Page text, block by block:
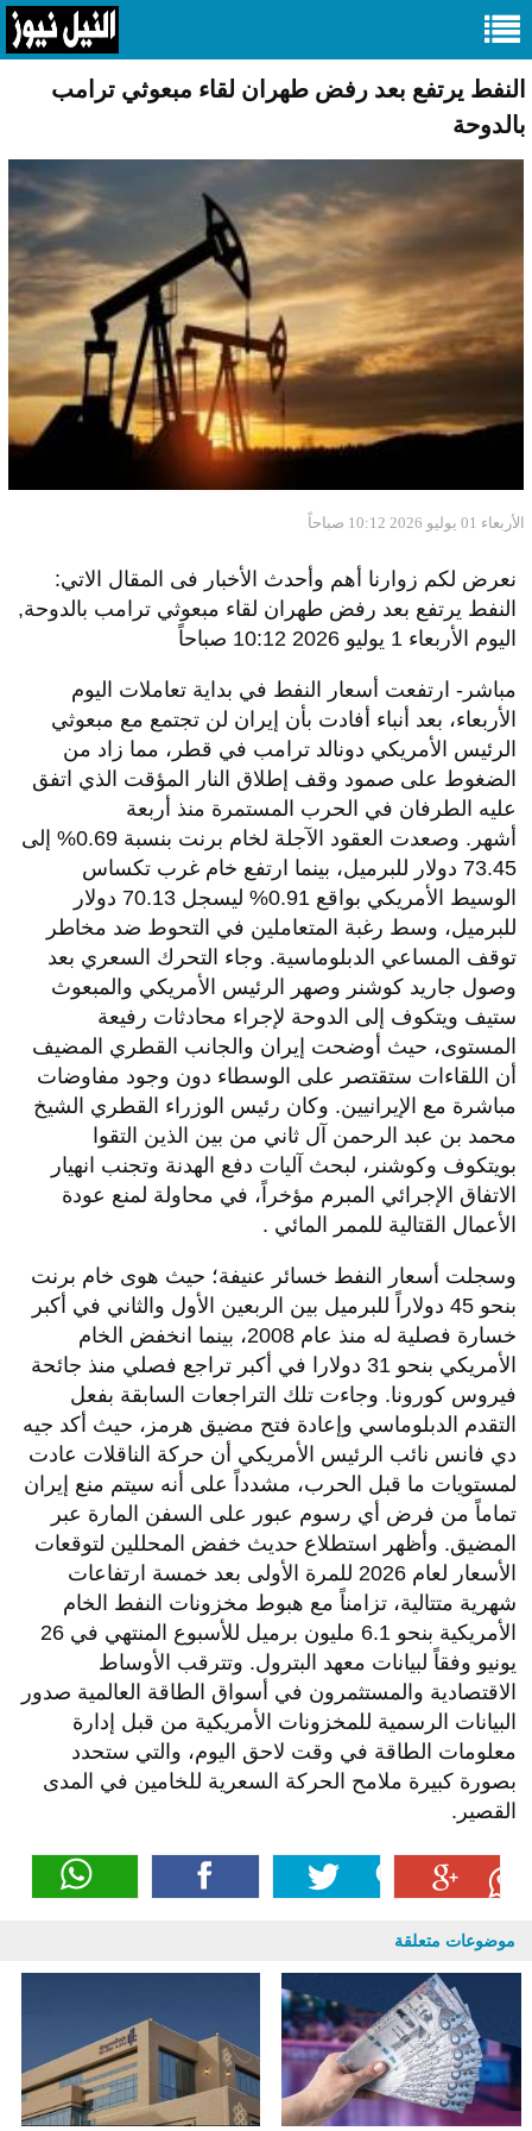
النفط يرتفع بعد رفض طهران لقاء مبعوثي ترامب
بالدوحة
الأربعاء 01 يوليو 2026 10:12 صباحاً
نعرض لكم زوارنا أهم وأحدث الأخبار فى المقال الاتي:
النفط يرتفع بعد رفض طهران لقاء مبعوثي ترامب بالدوحة,
اليوم الأربعاء 1 يوليو 2026 10:12 صباحاً
مباشر- ارتفعت أسعار النفط في بداية تعاملات اليوم
الأربعاء، بعد أنباء أفادت بأن إيران لن تجتمع مع مبعوثي
الرئيس الأمريكي دونالد ترامب في قطر، مما زاد من
الضغوط على صمود وقف إطلاق النار المؤقت الذي اتفق
عليه الطرفان في الحرب المستمرة منذ أربعة
أشهر .
وصعدت العقود الآجلة لخام برنت بنسبة 0.69% إلى
73.45 دولار للبرميل، بينما ارتفع خام غرب تكساس
الوسيط الأمريكي بواقع 0.91% ليسجل 70.13 دولار
للبرميل، وسط رغبة المتعاملين في التحوط ضد مخاطر
توقف المساعي الدبلوماسية. وجاء التحرك السعري بعد
وصول جاريد كوشنر وصهر الرئيس الأمريكي والمبعوث
ستيف ويتكوف إلى الدوحة لإجراء محادثات رفيعة
المستوى، حيث أوضحت إيران والجانب القطري المضيف
أن اللقاءات ستقتصر على الوسطاء دون وجود مفاوضات
مباشرة مع الإيرانيين. وكان رئيس الوزراء القطري الشيخ
محمد بن عبد الرحمن آل ثاني من بين الذين التقوا
بويتكوف وكوشنر، لبحث آليات دفع الهدنة وتجنب انهيار
الاتفاق الإجرائي المبرم مؤخراً، في محاولة لمنع عودة
الأعمال القتالية للممر المائي .
وسجلت أسعار النفط خسائر عنيفة؛ حيث هوى خام برنت
بنحو 45 دولاراً للبرميل بين الربعين الأول والثاني في أكبر
خسارة فصلية له منذ عام 2008، بينما انخفض الخام
الأمريكي بنحو 31 دولارا في أكبر تراجع فصلي منذ جائحة
فيروس كورونا. وجاءت تلك التراجعات السابقة بفعل
التقدم الدبلوماسي وإعادة فتح مضيق هرمز، حيث أكد جيه
دي فانس نائب الرئيس الأمريكي أن حركة الناقلات عادت
لمستويات ما قبل الحرب، مشدداً على أنه سيتم منع إيران
تماماً من فرض أي رسوم عبور على السفن المارة عبر
المضيق. وأظهر استطلاع حديث خفض المحللين لتوقعات
الأسعار لعام 2026 للمرة الأولى بعد خمسة ارتفاعات
شهرية متتالية، تزامناً مع هبوط مخزونات النفط الخام
الأمريكية بنحو 6.1 مليون برميل للأسبوع المنتهي في 26
يونيو وفقاً لبيانات معهد البترول. وتترقب الأوساط
الاقتصادية والمستثمرون في أسواق الطاقة العالمية صدور
البيانات الرسمية للمخزونات الأمريكية من قبل إدارة
معلومات الطاقة في وقت لاحق اليوم، والتي ستحدد
بصورة كبيرة ملامح الحركة السعرية للخامين في المدى
القصير.
موضوعات متعلقة